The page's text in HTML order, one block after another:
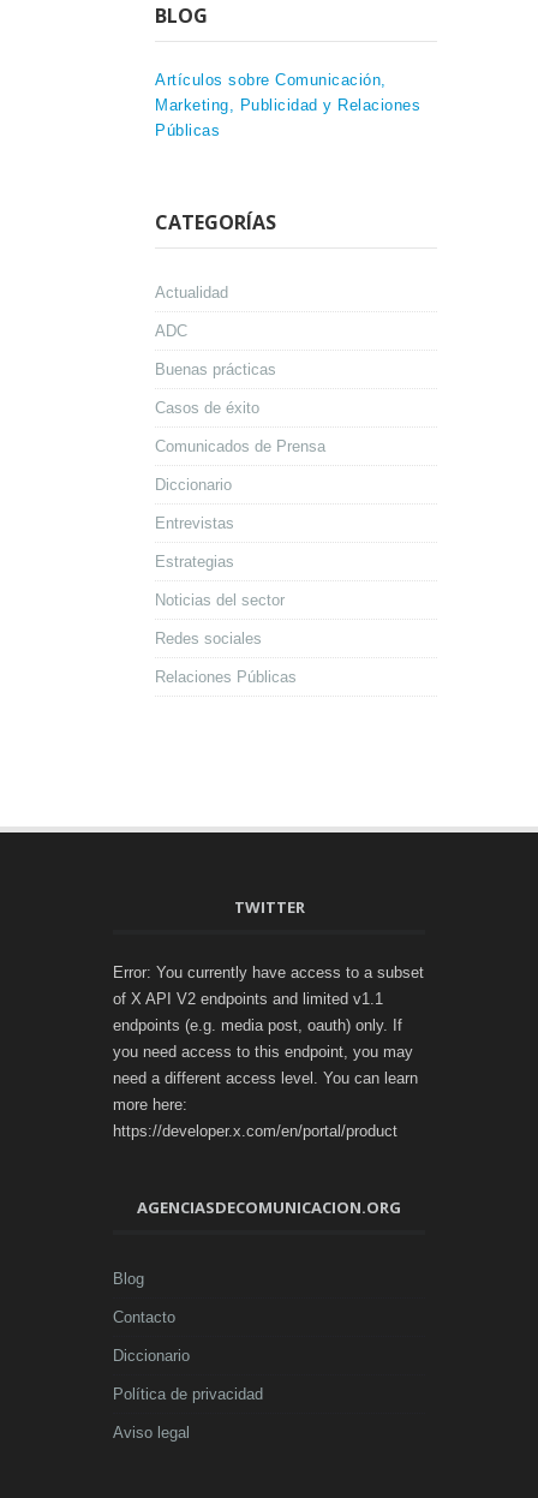
BLOG
Artículos sobre Comunicación,
Marketing, Publicidad y Relaciones
Públicas
CATEGORÍAS
Actualidad
ADC
Buenas prácticas
Casos de éxito
Comunicados de Prensa
Diccionario
Entrevistas
Estrategias
Noticias del sector
Redes sociales
Relaciones Públicas
TWITTER
Error: You currently have access to a subset
of X API V2 endpoints and limited v1.1
endpoints (e.g. media post, oauth) only. If
you need access to this endpoint, you may
need a different access level. You can learn
more here:
https://developer.x.com/en/portal/product
AGENCIASDECOMUNICACION.ORG
Blog
Contacto
Diccionario
Política de privacidad
Aviso legal